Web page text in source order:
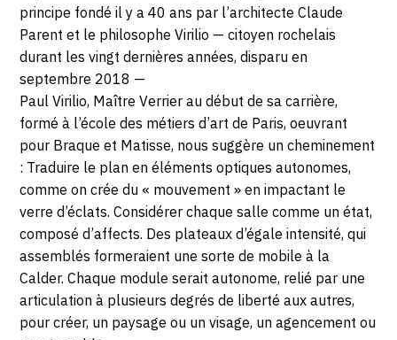
principe fondé il y a 40‭ ‬ans par l’architecte Claude
Parent et le philosophe Virilio‭ ‬—‭ ‬citoyen rochelais
durant les vingt dernières années‭, ‬disparu en
septembre 2018‭ —
Paul Virilio, Maître Verrier au début de sa carrière,
formé à l’école des métiers d’art de Paris, oeuvrant
pour Braque et Matisse, nous suggère un cheminement
: Traduire le plan en éléments optiques autonomes,
comme on crée du « mouvement » en impactant le
verre d’éclats. Considérer chaque salle comme un état,
composé d’affects. Des plateaux d’égale intensité, qui
assemblés formeraient une sorte de mobile à la
Calder. Chaque module serait autonome, relié par une
articulation à plusieurs degrés de liberté aux autres,
pour créer, un paysage ou un visage, un agencement ou